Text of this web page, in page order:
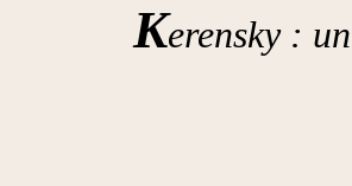
Kerensky :